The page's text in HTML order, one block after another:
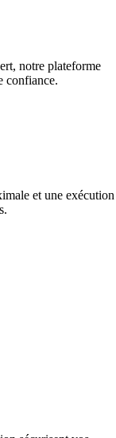
notre plateforme
confiance.
et une exécution